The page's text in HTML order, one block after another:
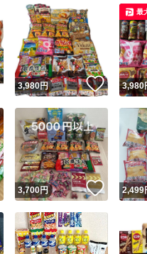
いいね！
3,980円 いいね
3,980
最
いいね！
3,700円 いいね
2,499